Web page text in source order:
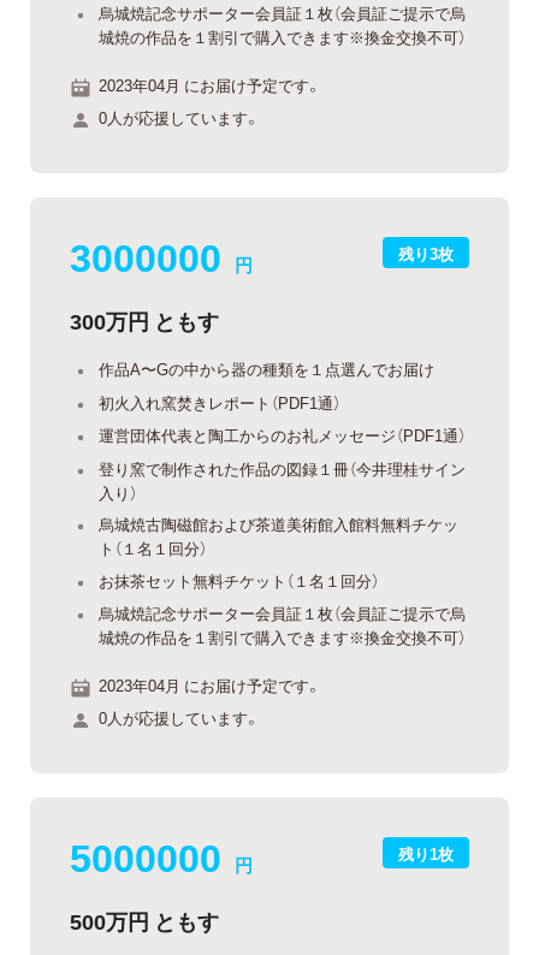
烏城焼記念サポーター会員証１枚（会員証ご提示で烏
城焼の作品を１割引で購入できます※換金交換不可）
2023年04月 にお届け予定です。
0人が応援しています。
残り3枚
3000000 円
300万円 ともす
作品A〜Gの中から器の種類を１点選んでお届け
初火入れ窯焚きレポート（PDF1通）
運営団体代表と陶工からのお礼メッセージ（PDF1通）
登り窯で制作された作品の図録１冊（今井理桂サイン
入り）
烏城焼古陶磁館および茶道美術館入館料無料チケッ
ト（１名１回分）
お抹茶セット無料チケット（１名１回分）
烏城焼記念サポーター会員証１枚（会員証ご提示で烏
城焼の作品を１割引で購入できます※換金交換不可）
2023年04月 にお届け予定です。
0人が応援しています。
残り1枚
5000000 円
500万円 ともす